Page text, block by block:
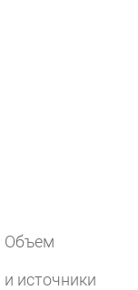
Объем
и источники